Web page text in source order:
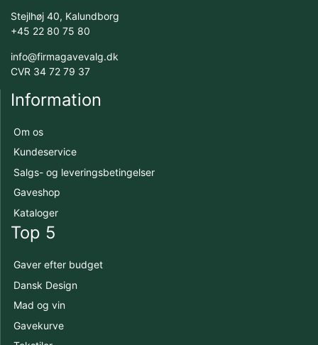
Stejlhøj 40, Kalundborg
+45 22 80 75 80
info@firmagavevalg.dk
CVR 34 72 79 37
Information
Om os
Kundeservice
Salgs- og leveringsbetingelser
Gaveshop
Kataloger
Top 5
Gaver efter budget
Dansk Design
Mad og vin
Gavekurve